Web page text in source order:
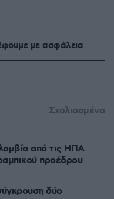
με ασφάλεια
Σχολιασμένα
από τις ΗΠΑ
προέδρου
δύο